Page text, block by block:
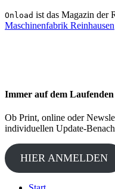
Onload ist das Magazin
Maschinenfabrik Reinhausen
Immer auf dem Laufenden
Ob Print, online oder
individuellen Update-
HIER ANMELDEN